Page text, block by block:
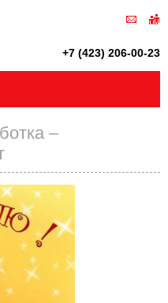
+7 (423) 206-00-23
–